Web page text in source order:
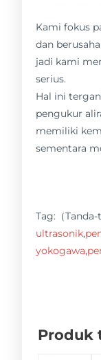
Kami fokus
dan
jadi kami
serius.
Hal ini
pengukur
memiliki
sementara
Tag:（Tanda-
ultrasonik,
yokogawa,
Produk